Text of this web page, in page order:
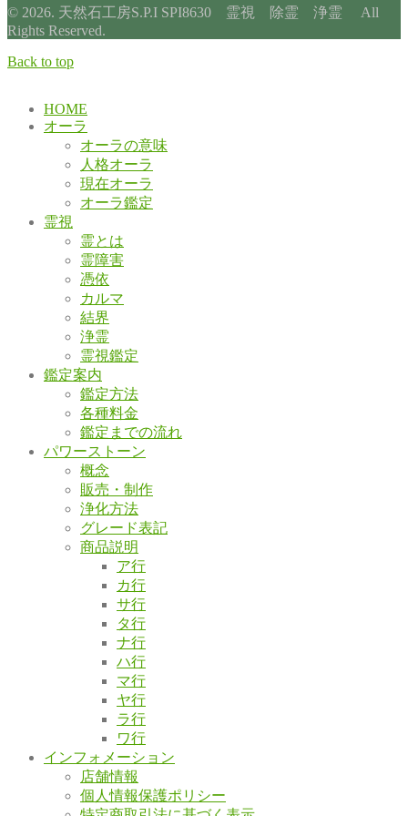
© 2026. 天然石工房S.P.I SPI8630 霊視 除霊 浄霊 All
Rights Reserved.
Back to top
HOME
オーラ
オーラの意味
人格オーラ
現在オーラ
オーラ鑑定
霊視
霊とは
霊障害
憑依
カルマ
結界
浄霊
霊視鑑定
鑑定案内
鑑定方法
各種料金
鑑定までの流れ
パワーストーン
概念
販売・制作
浄化方法
グレード表記
商品説明
ア行
カ行
サ行
タ行
ナ行
ハ行
マ行
ヤ行
ラ行
ワ行
インフォメーション
店舗情報
個人情報保護ポリシー